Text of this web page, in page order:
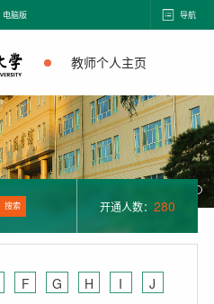
电脑版 导航
教师个人主页
搜索 开通人数： 280
F G H I
J